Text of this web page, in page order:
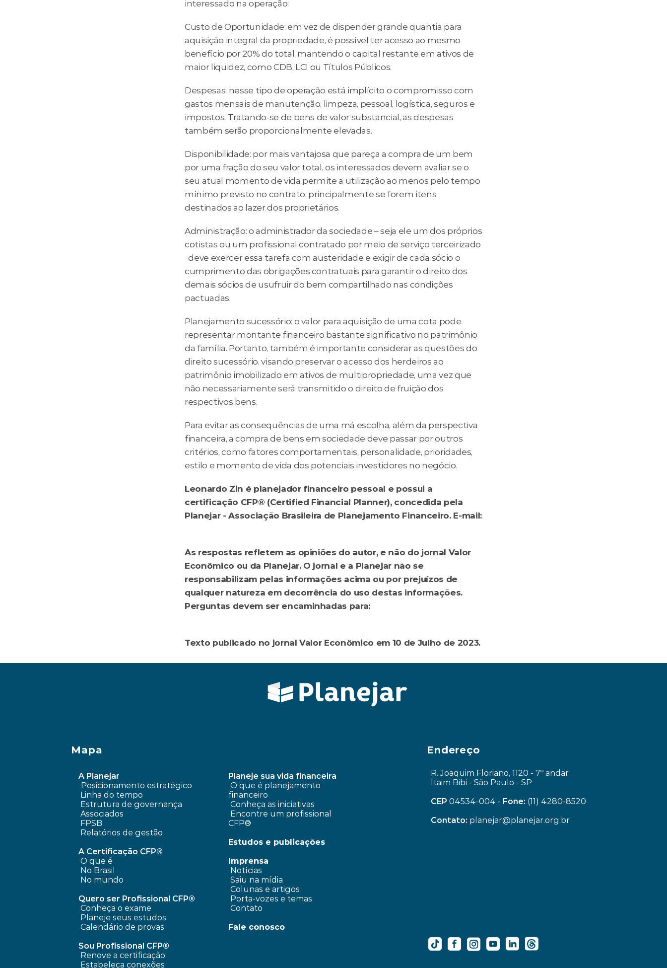
interessado na operação:
Custo de Oportunidade: em vez de dispender grande quantia para
aquisição integral da propriedade, é possível ter acesso ao mesmo
benefício por 20% do total, mantendo o capital restante em ativos de
maior liquidez, como CDB, LCI ou Títulos Públicos.
Despesas: nesse tipo de operação está implícito o compromisso com
gastos mensais de manutenção, limpeza, pessoal, logística, seguros e
impostos. Tratando-se de bens de valor substancial, as despesas
também serão proporcionalmente elevadas.
Disponibilidade: por mais vantajosa que pareça a compra de um bem
por uma fração do seu valor total, os interessados devem avaliar se o
seu atual momento de vida permite a utilização ao menos pelo tempo
mínimo previsto no contrato, principalmente se forem itens
destinados ao lazer dos proprietários.
Administração: o administrador da sociedade – seja ele um dos próprios
cotistas ou um profissional contratado por meio de serviço terceirizado
deve exercer essa tarefa com austeridade e exigir de cada sócio o
cumprimento das obrigações contratuais para garantir o direito dos
demais sócios de usufruir do bem compartilhado nas condições
pactuadas.
Planejamento sucessório: o valor para aquisição de uma cota pode
representar montante financeiro bastante significativo no patrimônio
da família. Portanto, também é importante considerar as questões do
direito sucessório, visando preservar o acesso dos herdeiros ao
patrimônio imobilizado em ativos de multipropriedade, uma vez que
não necessariamente será transmitido o direito de fruição dos
respectivos bens.
Para evitar as consequências de uma má escolha, além da perspectiva
financeira, a compra de bens em sociedade deve passar por outros
critérios, como fatores comportamentais, personalidade, prioridades,
estilo e momento de vida dos potenciais investidores no negócio.
Leonardo Zin é planejador financeiro pessoal e possui a
certificação CFP® (Certified Financial Planner), concedida pela
Planejar - Associação Brasileira de Planejamento Financeiro. E-mail:
As respostas refletem as opiniões do autor, e não do jornal Valor
Econômico ou da Planejar. O jornal e a Planejar não se
responsabilizam pelas informações acima ou por prejuízos de
qualquer natureza em decorrência do uso destas informações.
Texto publicado no jornal Valor Econômico em 10 de Julho de 2023.
A Planejar
Posicionamento estratégico
Linha do tempo
Estrutura de governança
Associados
FPSB
Relatórios de gestão
A Certificação CFP®
O que é
No Brasil
No mundo
Quero ser Profissional CFP®
Conheça o exame
Planeje seus estudos
Calendário de provas
Sou Profissional CFP®
Renove a certificação
Estabeleça conexões
Planeje sua vida financeira
O que é planejamento
financeiro
Conheça as iniciativas
CFP®
Estudos e publicações
Imprensa
Notícias
Saiu na mídia
Colunas e artigos
Porta-vozes e temas
Contato
Fale conosco
R. Joaquim Floriano, 1120 - 7º andar
Itaim Bibi - São Paulo - SP
CEP 04534-004 - Fone: (11) 4280-8520
Contato: planejar@planejar.org.br
Mapa Endereço